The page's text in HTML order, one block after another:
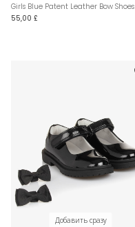
Girls Blue Patent Leather Bow Shoes
55,00 £
Добавить сразу